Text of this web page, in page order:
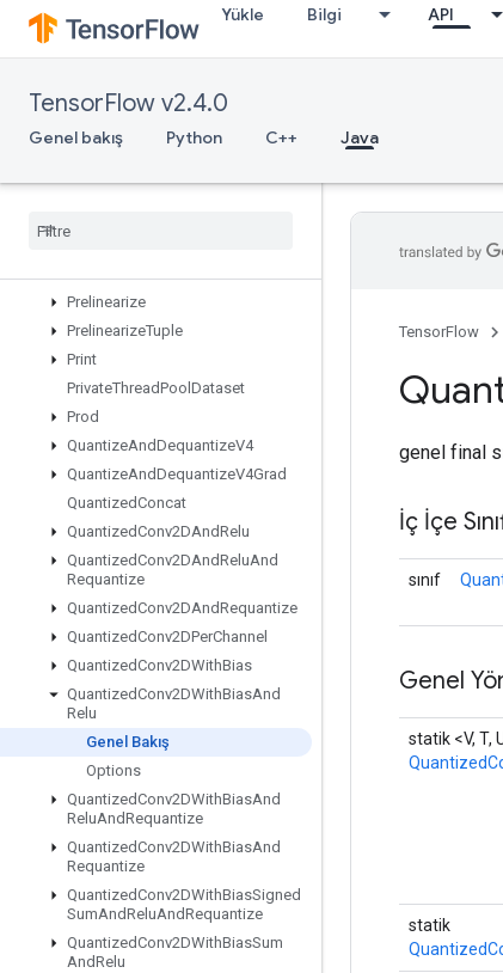
Yükle Bilgi API
TensorFlow v2.4.0
Genel bakış Python C++ Java
OutfeedEnqueue
OutfeedEnqueueTuple
ParallelConcat
ParallelDynamicStitch
ParseExampleV2
Prelinearize
PrelinearizeTuple
Print
PrivateThreadPool Dataset
Prod
QuantizeAndDequantizeV4
QuantizeAndDequantizeV4Grad
QuantizedConcat
QuantizedConv2DAndRelu
QuantizedConv2DAndReluAnd
Requantize
QuantizedConv2DAndRequantize
QuantizedConv2DPerChannel
QuantizedConv2DWithBias
QuantizedConv2DWithBiasAnd
Relu
Genel Bakış
Options
QuantizedConv2DWithBiasAnd
ReluAndRequantize
QuantizedConv2DWithBiasAnd
Requantize
QuantizedConv2DWithBiasSigned
SumAndReluAndRequantize
QuantizedConv2DWithBiasSum
AndRelu
TensorFlow
genel final
İç İçe
sınıf
Genel
statik <V, T,
statik